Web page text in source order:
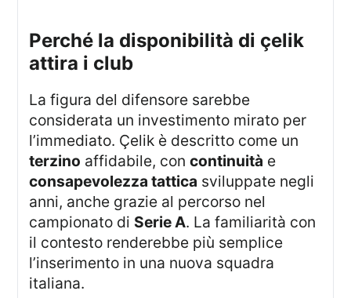
perché la disponibilità di çelik
attira i club
La figura del difensore sarebbe
considerata un investimento mirato per
l’immediato. Çelik è descritto come un
terzino affidabile, concontinuità e
consapevolezza tattica sviluppate negli
anni, anche grazie al percorso nel
campionato di Serie A. La familiarità con
il contesto renderebbe più semplice
l’inserimento in una nuova squadra
italiana.